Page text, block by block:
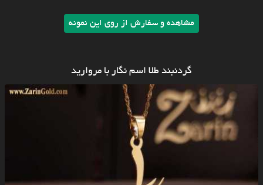
مشاهده و سفارش از روی این نمونه
گردنبند طلا اسم نگار با مروارید